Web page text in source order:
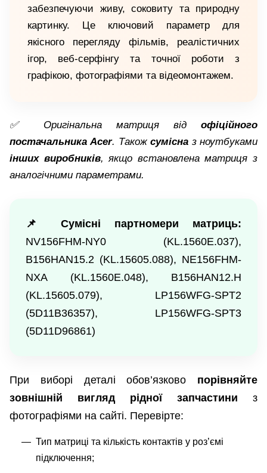
забезпечуючи живу, соковиту та природну
картинку. Це ключовий параметр для
якісного перегляду фільмів, реалістичних
ігор, веб-серфінгу та точної роботи з
графікою, фотографіями та відеомонтажем.
✅ Оригінальна матриця від офіційного
постачальника Acer. Такожсумісна з ноутбуками
інших виробників, якщо встановлена матриця з
аналогічними параметрами.
📌 Сумісні партномери матриць:
NV156FHM-NY0 (KL.1560E.037),
B156HAN15.2 (KL.15605.088), NE156FHM-
NXA (KL.1560E.048), B156HAN12.H
(KL.15605.079), LP156WFG-SPT2
(5D11B36357), LP156WFG-SPT3
(5D11D96861)
При виборі деталі обов’язково порівняйте
зовнішній вигляд рідної запчастини з
фотографіями на сайті. Перевірте:
Тип матриці та кількість контактів у роз’ємі
підключення;